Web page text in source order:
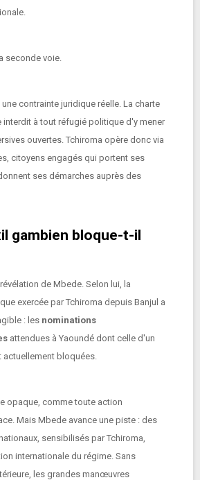
seconde voie.
contrainte juridique réelle. La charte
interdit à tout réfugié politique d'y mener
ouvertes. Tchiroma opère donc via
citoyens engagés qui portent ses
ses démarches auprès des
gambien bloque-t-il
de Mbede. Selon lui, la
exercée par Tchiroma depuis Banjul a
: les nominations
attendues à Yaoundé dont celle d'un
actuellement bloquées.
opaque, comme toute action
Mais Mbede avance une piste : des
sensibilisés par Tchiroma,
internationale du régime. Sans
les grandes manœuvres